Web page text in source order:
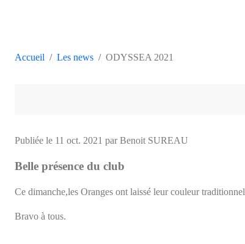
Accueil Les news ODYSSEA 2021
Publiée le 11 oct. 2021 par Benoit SUREAU
Belle présence du club
Ce dimanche,les Oranges ont laissé leur couleur
Bravo à tous.